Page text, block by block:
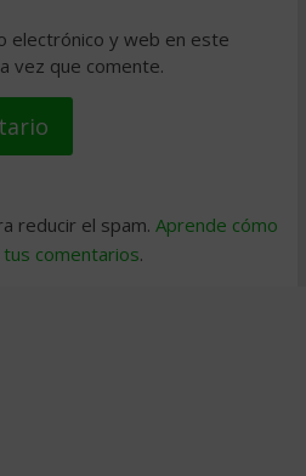
electrónico y web en este
vez que comente.
reducir el spam. Aprende cómo
comentarios.